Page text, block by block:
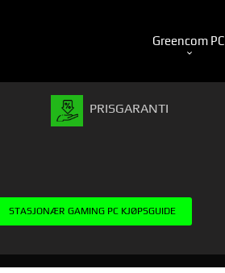
Greencom PC
PRISGARANTI
STASJONÆR GAMING PC KJØPSGUIDE